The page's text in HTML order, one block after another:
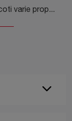
Vuoi progettare gli spazi di lavoro? Eccoti varie proposte di banconi reception in melaminico, come il modello Bancone Reception 14A di Cinquanta3.